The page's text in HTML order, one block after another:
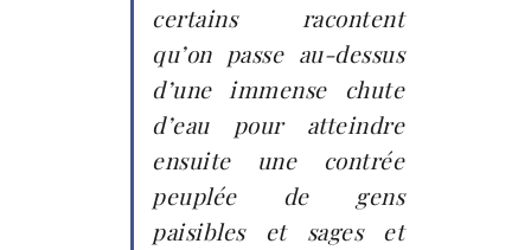
certains racontent
qu’on passe au-dessus
d’une immense chute
d’eau pour atteindre
ensuite une contrée
peuplée de gens
paisibles et sages et